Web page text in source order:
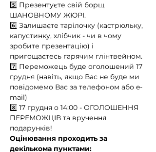
5️⃣ Презентуєте свій борщ
ШАНОВНОМУ ЖЮРІ.
6️⃣ Залишаєте тарілочку (кастрюльку,
капустинку, хлібчик - чи в чому
зробите презентацію) і
пригощаєтесь гарячим глінтвейном.
7️⃣ Переможець буде оголошений 17
грудня (навіть, якщо Вас не буде ми
повідомемо Вас за телефоном або e-
mail)
8️⃣ 17 грудня о 14:00 - ОГОЛОШЕННЯ
ПЕРЕМОЖЦІВ та вручення
подарунків!
Оцінювання проходить за
декількома пунктами: